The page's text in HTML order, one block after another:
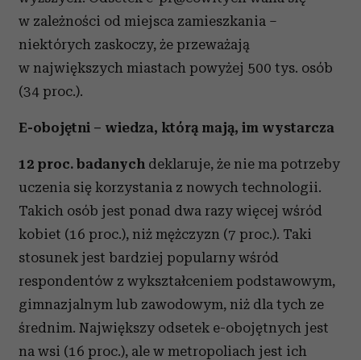
w zależności od miejsca zamieszkania –
niektórych zaskoczy, że przeważają
w największych miastach powyżej 500 tys. osób
(34 proc.).
E-obojętni – wiedza, którą mają, im wystarcza
12 proc. badanych deklaruje, że nie ma potrzeby
uczenia się korzystania z nowych technologii.
Takich osób jest ponad dwa razy więcej wśród
kobiet (16 proc.), niż mężczyzn (7 proc.). Taki
stosunek jest bardziej popularny wśród
respondentów z wykształceniem podstawowym,
gimnazjalnym lub zawodowym, niż dla tych ze
średnim. Największy odsetek e-obojętnych jest
na wsi (16 proc.), ale w metropoliach jest ich